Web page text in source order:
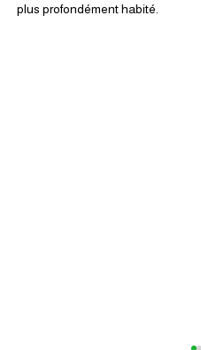
plus profondément habité.